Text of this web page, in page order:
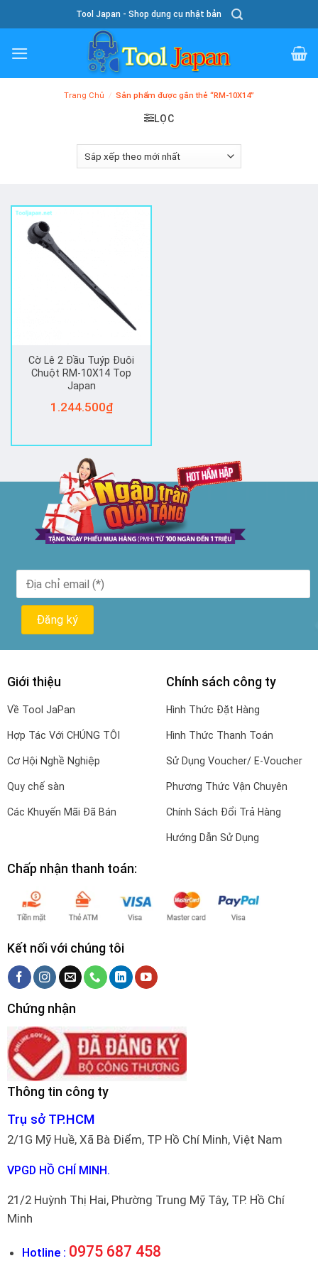
To
Content
Tool Japan - Shop dụng cụ nhật bản
Trang Chủ / Sản phẩm được gắn thẻ “RM-10X14”
LỌC
Cờ Lê 2 Đầu Tuýp Đuôi
Chuột RM-10X14 Top
Japan
1.244.500₫
Giới thiệu
Về Tool JaPan
Hợp Tác Với CHÚNG TÔI
Cơ Hội Nghề Nghiệp
Quy chế sàn
Các Khuyến Mãi Đã Bán
Chính sách công ty
Hình Thức Đặt Hàng
Hình Thức Thanh Toán
Sử Dụng Voucher/ E-Voucher
Phương Thức Vận Chuyên
Chính Sách Đổi Trả Hàng
Hướng Dẫn Sử Dụng
Chấp nhận thanh toán:
Kết nối với chúng tôi
Chứng nhận
Thông tin công ty
Trụ sở TP.HCM
2/1G Mỹ Huề, Xã Bà Điểm, TP Hồ Chí Minh, Việt Nam
VPGD HỒ CHÍ MINH.
21/2 Huỳnh Thị Hai, Phường Trung Mỹ Tây, TP. Hồ Chí
Minh
Hotline : 0975 687 458